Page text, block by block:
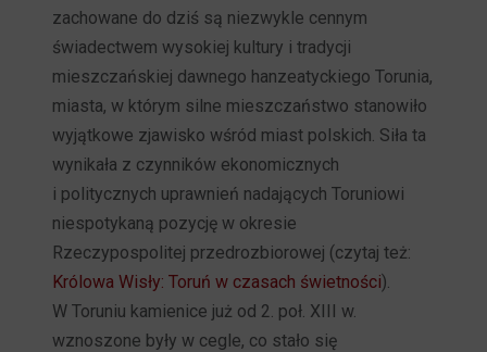
zachowane do dziś są niezwykle cennym
świadectwem wysokiej kultury i tradycji
mieszczańskiej dawnego hanzeatyckiego Torunia,
miasta, w którym silne mieszczaństwo stanowiło
wyjątkowe zjawisko wśród miast polskich. Siła ta
wynikała z czynników ekonomicznych
i politycznych uprawnień nadających Toruniowi
niespotykaną pozycję w okresie
Rzeczypospolitej przedrozbiorowej (czytaj też:
Królowa Wisły: Toruń w czasach świetności).
W Toruniu kamienice już od 2. poł. XIII w.
wznoszone były w cegle, co stało się